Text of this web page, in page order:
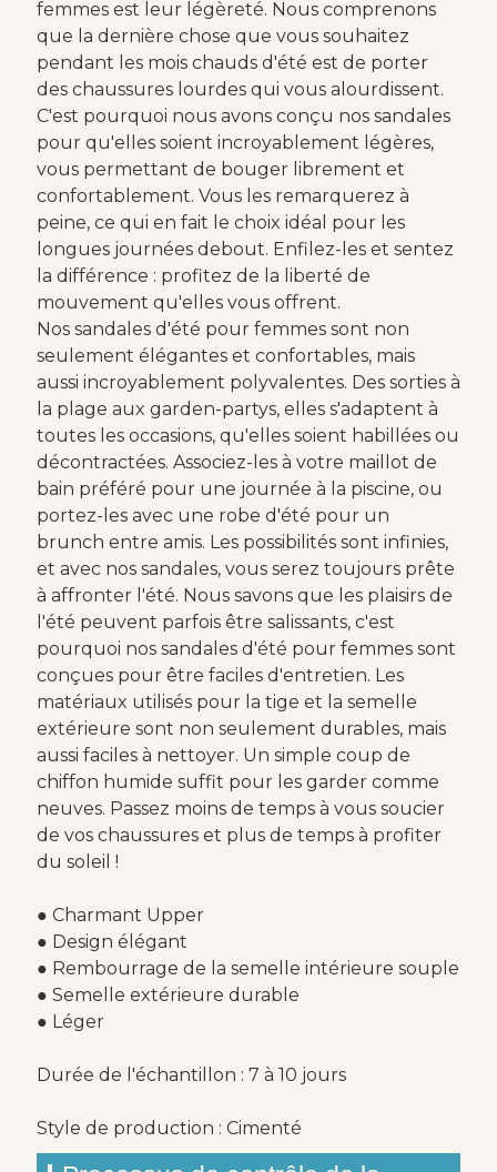
femmes est leur légèreté. Nous comprenons
que la dernière chose que vous souhaitez
pendant les mois chauds d'été est de porter
des chaussures lourdes qui vous alourdissent.
C'est pourquoi nous avons conçu nos sandales
pour qu'elles soient incroyablement légères,
vous permettant de bouger librement et
confortablement. Vous les remarquerez à
peine, ce qui en fait le choix idéal pour les
longues journées debout. Enfilez-les et sentez
la différence : profitez de la liberté de
mouvement qu'elles vous offrent.
Nos sandales d'été pour femmes sont non
seulement élégantes et confortables, mais
aussi incroyablement polyvalentes. Des sorties à
la plage aux garden-partys, elles s'adaptent à
toutes les occasions, qu'elles soient habillées ou
décontractées. Associez-les à votre maillot de
bain préféré pour une journée à la piscine, ou
portez-les avec une robe d'été pour un
brunch entre amis. Les possibilités sont infinies,
et avec nos sandales, vous serez toujours prête
à affronter l'été. Nous savons que les plaisirs de
l'été peuvent parfois être salissants, c'est
pourquoi nos sandales d'été pour femmes sont
conçues pour être faciles d'entretien. Les
matériaux utilisés pour la tige et la semelle
extérieure sont non seulement durables, mais
aussi faciles à nettoyer. Un simple coup de
chiffon humide suffit pour les garder comme
neuves. Passez moins de temps à vous soucier
de vos chaussures et plus de temps à profiter
du soleil !
● Charmant Upper
● Design élégant
● Rembourrage de la semelle intérieure souple
● Semelle extérieure durable
● Léger
Durée de l'échantillon : 7 à 10 jours
Style de production : Cimenté